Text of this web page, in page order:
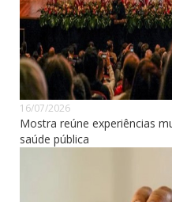
16/07/2026
Mostra reúne experiências
saúde pública